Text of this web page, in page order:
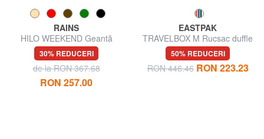
RAINS
HILO WEEKEND Geantă
duffle cu curea de umăr
30% REDUCERI
de la RON 367.68
RON 257.00
EASTPAK
TRAVELBOX M Rucsac duffle
mediu
50% REDUCERI
RON 446.46 RON 223.23